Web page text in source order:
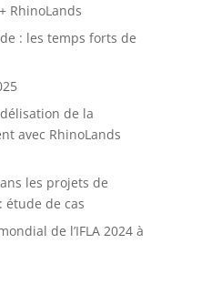
RhinoLands
: les temps forts de
de la
avec RhinoLands
les projets de
étude de cas
de l’IFLA 2024 à